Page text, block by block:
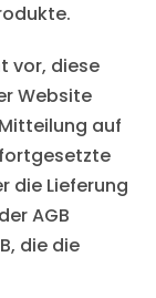
vor, diese
Website
auf
die Lieferung
AGB
die die